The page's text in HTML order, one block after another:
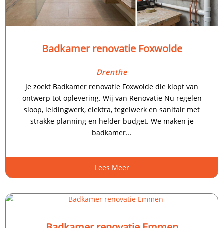
Badkamer renovatie Foxwolde
Drenthe
Je zoekt Badkamer renovatie Foxwolde die klopt van
ontwerp tot oplevering. Wij van Renovatie Nu regelen
sloop, leidingwerk, elektra, tegelwerk en sanitair met
strakke planning en helder budget. We maken je
badkamer...
Lees Meer